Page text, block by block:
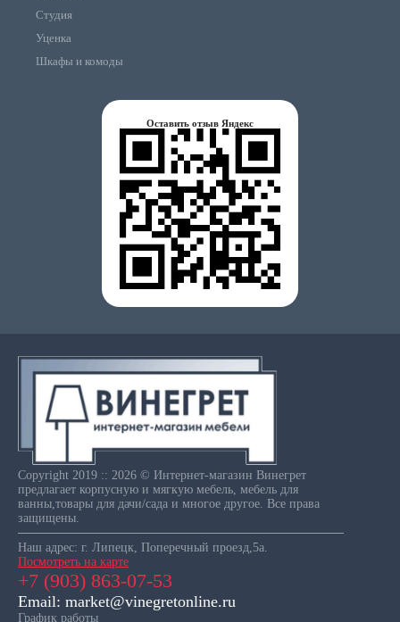
Студия
Уценка
Шкафы и комоды
Оставить отзыв Яндекс
Copyright 2019 :: 2026 © Интернет-магазин Винегрет
предлагает корпусную и мягкую мебель, мебель для
ванны,товары для дачи/сада и многое другое. Все права
защищены.
Наш адрес: г. Липецк, Поперечный проезд,5а.
Посмотреть на карте
+7 (903) 863-07-53
Email: market@vinegretonline.ru
График работы